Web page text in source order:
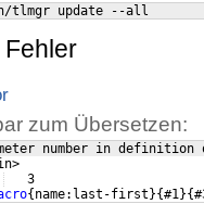
tlmgr update --all
zum Übersetzen:
number in
   3
{ name:last-first }{#1}{